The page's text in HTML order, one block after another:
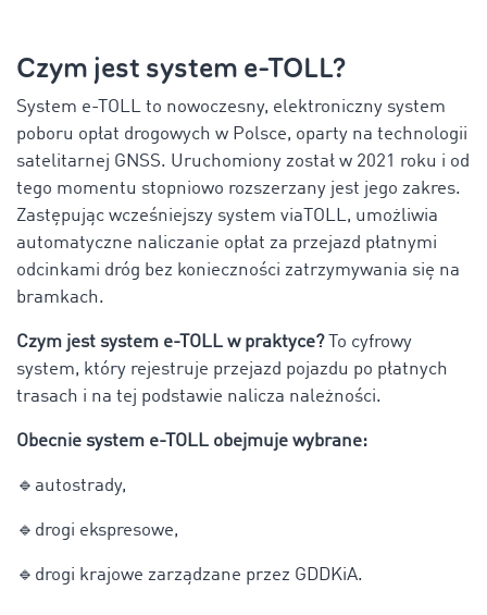
Czym jest system e-TOLL?
System e-TOLL to nowoczesny, elektroniczny system
poboru opłat drogowych w Polsce, oparty na technologii
satelitarnej GNSS. Uruchomiony został w 2021 roku i od
tego momentu stopniowo rozszerzany jest jego zakres.
Zastępując wcześniejszy system viaTOLL, umożliwia
automatyczne naliczanie opłat za przejazd płatnymi
odcinkami dróg bez konieczności zatrzymywania się na
bramkach.
Czym jest system e-TOLL w praktyce?
To cyfrowy
system, który rejestruje przejazd pojazdu po płatnych
trasach i na tej podstawie nalicza należności.
Obecnie system e-TOLL obejmuje wybrane:
🔹 autostrady,
🔹 drogi ekspresowe,
🔹 drogi krajowe zarządzane przez GDDKiA.